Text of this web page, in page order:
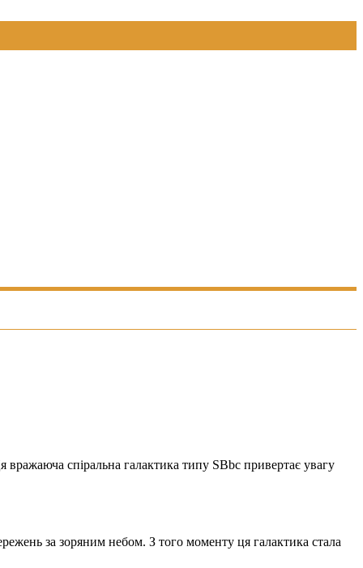
спіральна галактика типу SBbc привертає увагу
за зоряним небом. З того моменту ця галактика стала